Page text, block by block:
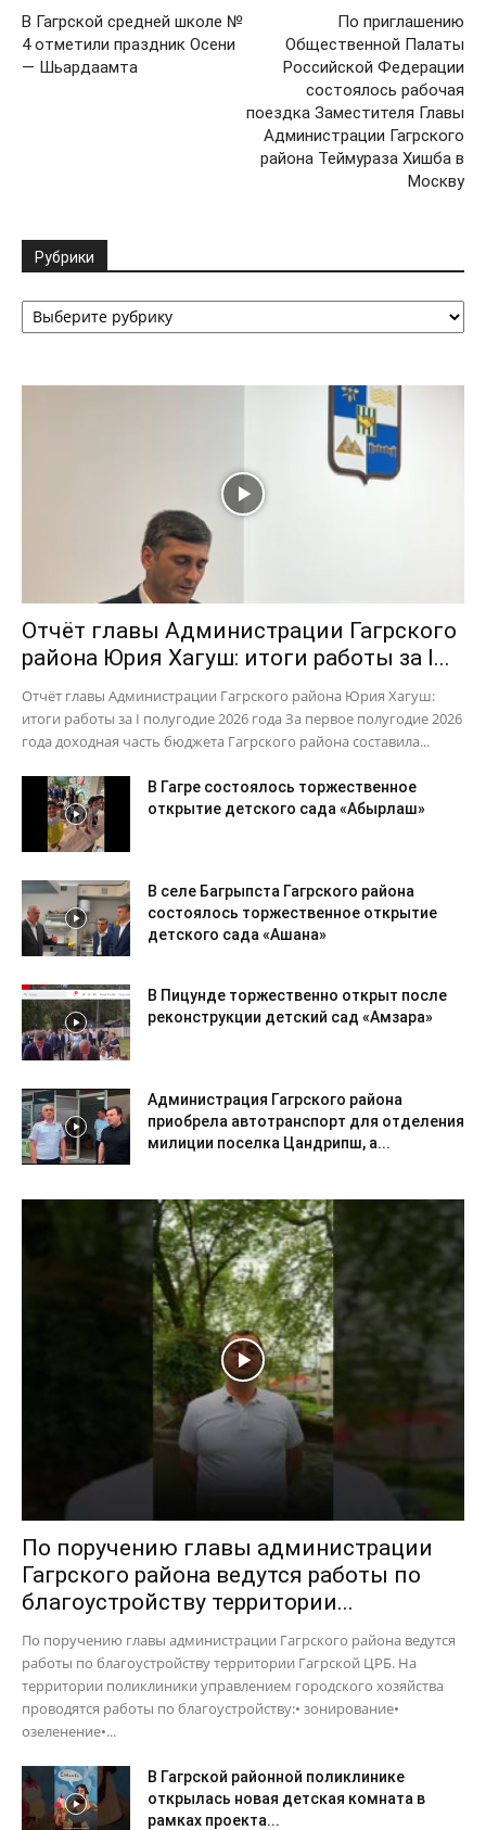
В Гагрской средней школе №
4 отметили праздник Осени
— Шьардаамта
По приглашению
Общественной Палаты
Российской Федерации
состоялось рабочая
поездка Заместителя Главы
Администрации Гагрского
района Теймураза Хишба в
Москву
Рубрики
Рубрики
Отчёт главы Администрации Гагрского
района Юрия Хагуш: итоги работы за I...
Отчёт главы Администрации Гагрского района Юрия Хагуш:
итоги работы за I полугодие 2026 года За первое полугодие 2026
года доходная часть бюджета Гагрского района составила...
В Гагре состоялось торжественное
открытие детского сада «Абырлаш»
В селе Багрыпста Гагрского района
состоялось торжественное открытие
детского сада «Ашана»
В Пицунде торжественно открыт после
реконструкции детский сад «Амзара»
Администрация Гагрского района
приобрела автотранспорт для отделения
милиции поселка Цандрипш, а...
По поручению главы администрации
Гагрского района ведутся работы по
благоустройству территории...
По поручению главы администрации Гагрского района ведутся
работы по благоустройству территории Гагрской ЦРБ. На
территории поликлиники управлением городского хозяйства
проводятся работы по благоустройству:• зонирование•
озеленение•...
В Гагрской районной поликлинике
открылась новая детская комната в
рамках проекта...